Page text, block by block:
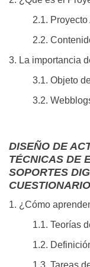
2.1.
2.2.
3. La importancia
3.1. Objeto
3.2.
DISEÑO DE
TÉCNICAS DE
SOPORTES
1. ¿Cómo
1.1. Teorías
1.2.